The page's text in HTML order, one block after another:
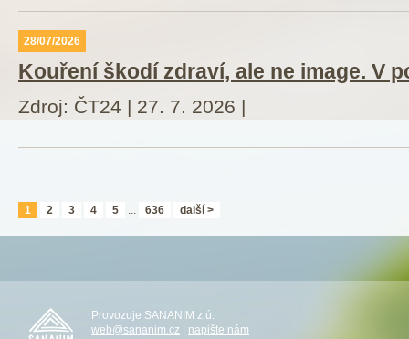
28/07/2026
Kouření škodí zdraví, ale ne image. V
Zdroj: ČT24 | 27. 7. 2026 |
1 2 3 4 5 636 další >
Provozuje SANANIM z.ú.
web@sananim.cz | napište nám